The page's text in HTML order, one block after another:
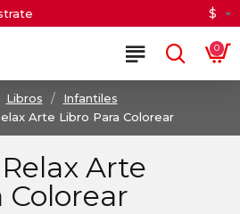
$
0
Libros
Infantiles
Arte Libro Para Colorear
Arte
Colorear